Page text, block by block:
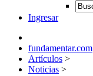
Ingresar
fundamentar.com
Artículos >
Noticias >